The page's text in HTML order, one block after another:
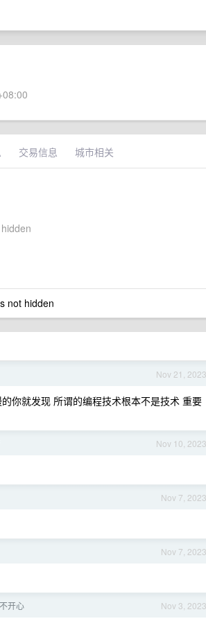
交易信息 城市相关
not hidden
Nov 21, 2023
你就发现 所谓的编程技术根本不是技术 重要
Nov 10, 2023
Nov 7, 2023
Nov 7, 2023
Nov 3, 2023
开心